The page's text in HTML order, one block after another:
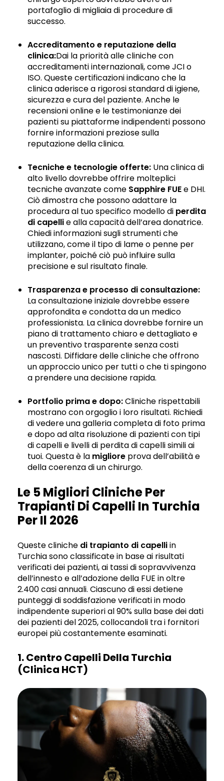
portafoglio di migliaia di procedure di
successo.
Accreditamento e reputazione della
clinica:Dai la priorità alle cliniche con
accreditamenti internazionali, come JCI o
ISO. Queste certificazioni indicano che la
clinica aderisce a rigorosi standard di igiene,
sicurezza e cura del paziente. Anche le
recensioni online e le testimonianze dei
pazienti su piattaforme indipendenti possono
fornire informazioni preziose sulla
reputazione della clinica.
Tecniche e tecnologie offerte: Una clinica di
alto livello dovrebbe offrire molteplici
tecniche avanzate come Sapphire FUEe DHI.
Ciò dimostra che possono adattare la
procedura al tuo specifico modello di perdita
di capellie alla capacità dell’area donatrice.
Chiedi informazioni sugli strumenti che
utilizzano, come il tipo di lame o penne per
implanter, poiché ciò può influire sulla
precisione e sul risultato finale.
Trasparenza e processo di consultazione:
La consultazione iniziale dovrebbe essere
approfondita e condotta da un medico
professionista. La clinica dovrebbe fornire un
piano di trattamento chiaro e dettagliato e
un preventivo trasparente senza costi
nascosti. Diffidare delle cliniche che offrono
un approccio unico per tutti o che ti spingono
a prendere una decisione rapida.
Portfolio prima e dopo:Cliniche rispettabili
mostrano con orgoglio i loro risultati. Richiedi
di vedere una galleria completa di foto prima
e dopo ad alta risoluzione di pazienti con tipi
di capelli e livelli di perdita di capelli simili ai
tuoi. Questa è la migliore prova dell’abilità e
della coerenza di un chirurgo.
Le 5 Migliori Cliniche Per
Trapianti Di Capelli In Turchia
Per Il 2026
Queste cliniche di trapianto di capelliin
Turchia sono classificate in base ai risultati
verificati dei pazienti, ai tassi di sopravvivenza
dell’innesto e all’adozione della FUE in oltre
2.400 casi annuali. Ciascuno di essi detiene
punteggi di soddisfazione verificati in modo
indipendente superiori al 90% sulla base dei dati
dei pazienti del 2025, collocandoli tra i fornitori
europei più costantemente esaminati.
1. Centro Capelli Della Turchia
(Clinica HCT)